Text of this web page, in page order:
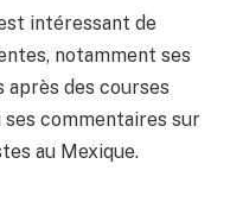
intéressant de
notamment ses
après des courses
ses commentaires sur
au Mexique.